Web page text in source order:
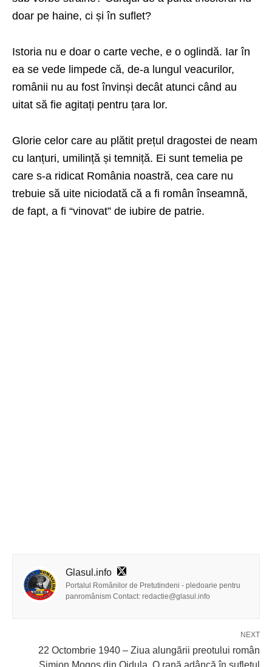
doar pe haine, ci și în suflet?
Istoria nu e doar o carte veche, e o oglindă. Iar în
ea se vede limpede că, de-a lungul veacurilor,
românii nu au fost învinși decât atunci când au
uitat să fie agitați pentru țara lor.
Glorie celor care au plătit prețul dragostei de neam
cu lanțuri, umilință și temniță. Ei sunt temelia pe
care s-a ridicat România noastră, cea care nu
trebuie să uite niciodată că a fi român înseamnă,
de fapt, a fi “vinovat” de iubire de patrie.
Glasul.info
Portalul Românilor de Pretutindeni - pledoarie pentru
panromânism Contact: redactie@glasul.info
NEXT
22 Octombrie 1940 – Ziua alungării preotului român
Simion Mogoș din Ojdula. O rană adâncă în sufletul